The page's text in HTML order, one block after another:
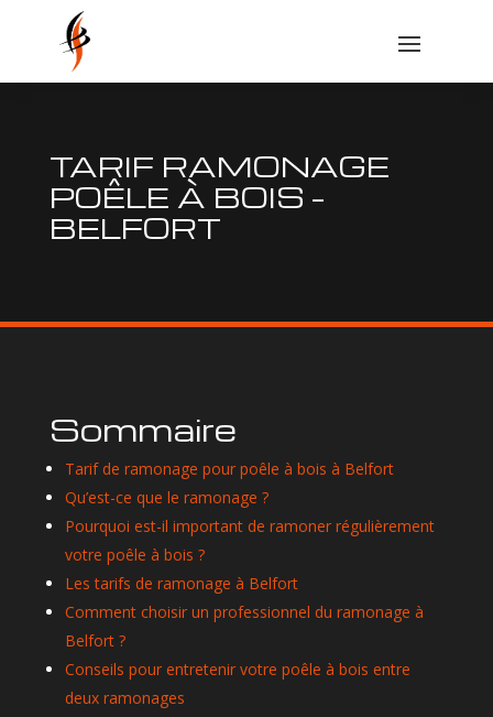
TARIF RAMONAGE
POÊLE À BOIS –
BELFORT
Sommaire
Tarif de ramonage pour poêle à bois à Belfort
Qu’est-ce que le ramonage ?
Pourquoi est-il important de ramoner régulièrement
votre poêle à bois ?
Les tarifs de ramonage à Belfort
Comment choisir un professionnel du ramonage à
Belfort ?
Conseils pour entretenir votre poêle à bois entre
deux ramonages